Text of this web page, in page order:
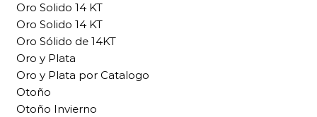
Oro Solido 14 KT
Oro Solido 14 KT
Oro Sólido de 14KT
Oro y Plata
Oro y Plata por Catalogo
Otoño
Otoño Invierno